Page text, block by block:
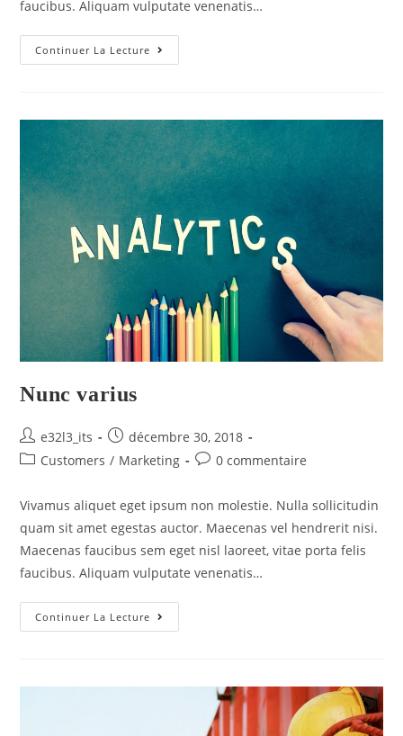
faucibus. Aliquam vulputate venenatis…
Continuer La Lecture
Nunc varius
e32l3_its
décembre 30, 2018
Customers / Marketing 0 commentaire
Vivamus aliquet eget ipsum non molestie. Nulla sollicitudin
quam sit amet egestas auctor. Maecenas vel hendrerit nisi.
Maecenas faucibus sem eget nisl laoreet, vitae porta felis
faucibus. Aliquam vulputate venenatis…
Continuer La Lecture